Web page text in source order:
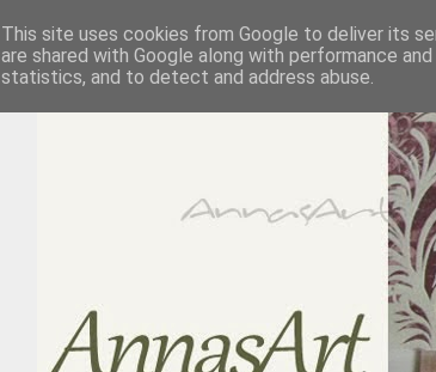
This site uses cookies from Google to deliver its
are shared with Google along with performance
statistics, and to detect and address abuse.